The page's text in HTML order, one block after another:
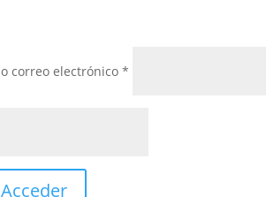
correo electrónico*
Acceder